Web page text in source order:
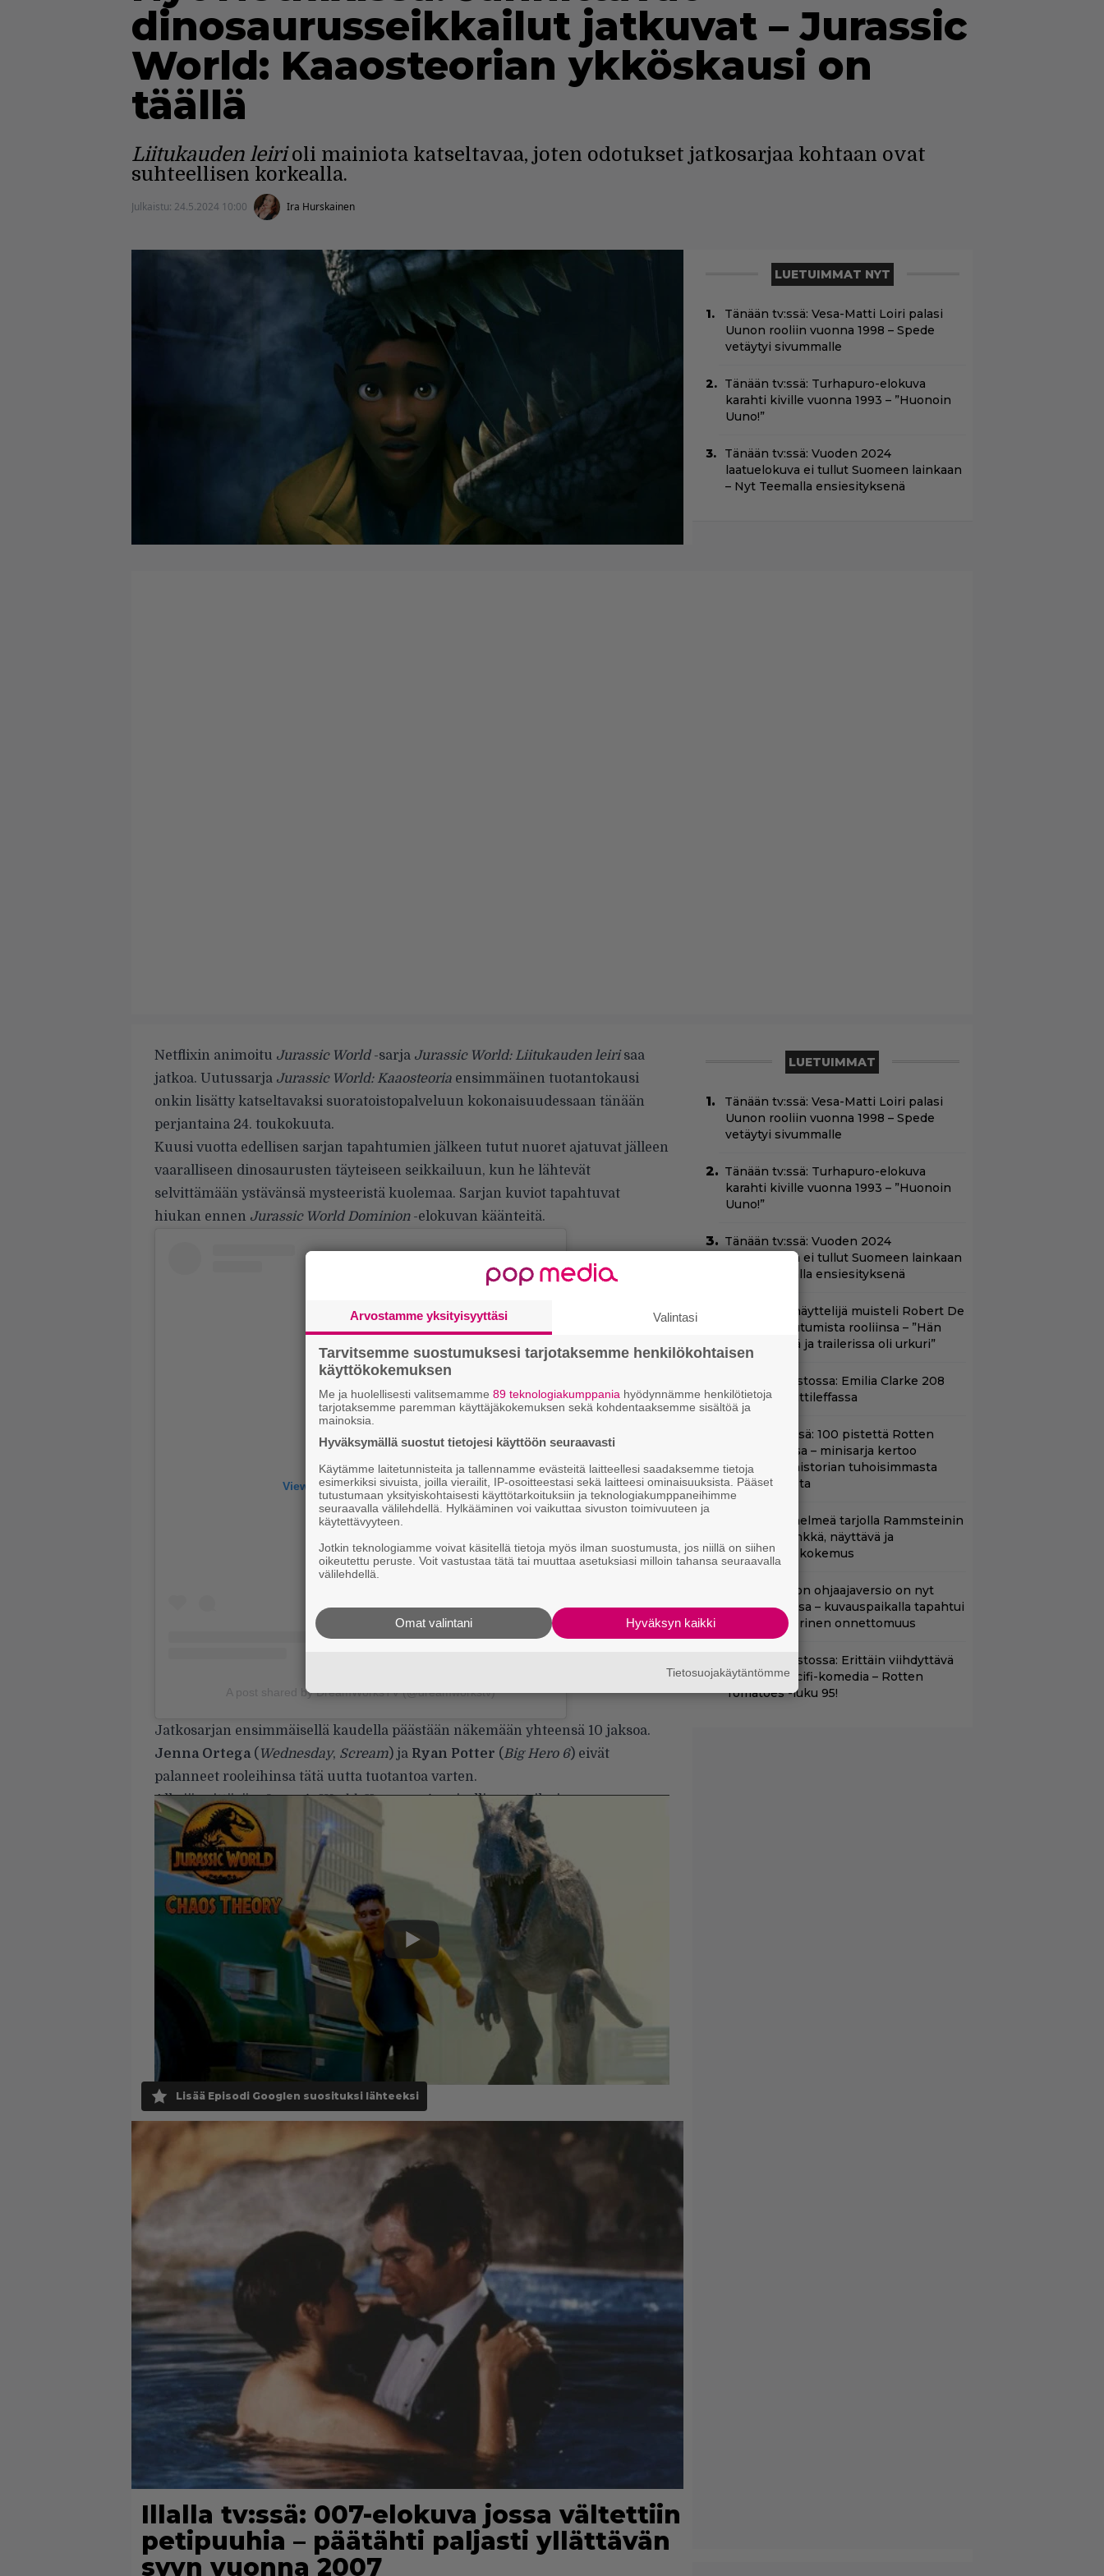
dinosaurusseikkailut jatkuvat – Jurassic
World: Kaaosteorian ykköskausi on
täällä
Liitukauden leirioli mainiota katseltavaa, joten odotukset jatkosarjaa kohtaan ovat
suhteellisen korkealla.
Julkaistu: 24.5.2024 10:00 Ira Hurskainen
LUETUIMMAT NYT
Tänään tv:ssä: Vesa-Matti Loiri palasi
Uunon rooliin vuonna 1998 – Spede
vetäytyi sivummalle
Tänään tv:ssä: Turhapuro-elokuva
karahti kiville vuonna 1993 – ”Huonoin
Uuno!”
Tänään tv:ssä: Vuoden 2024
laatuelokuva ei tullut Suomeen lainkaan
– Nyt Teemalla ensiesityksenä
Netflixin animoitu Jurassic World-sarja Jurassic World: Liitukauden leirisaa
jatkoa. Uutussarja Jurassic World: Kaaosteoria ensimmäinen tuotantokausi
onkin lisätty katseltavaksi suoratoistopalveluun kokonaisuudessaan tänään
perjantaina 24. toukokuuta.
Kuusi vuotta edellisen sarjan tapahtumien jälkeen tutut nuoret ajatuvat jälleen
vaaralliseen dinosaurusten täyteiseen seikkailuun, kun he lähtevät
selvittämään ystävänsä mysteeristä kuolemaa. Sarjan kuviot tapahtuvat
hiukan ennen Jurassic World Dominion-elokuvan käänteitä.
View this post on Instagram
A post shared by DreamWorksTV (@dreamworkstv)
Jatkosarjan ensimmäisellä kaudella päästään näkemään yhteensä 10 jaksoa.
Jenna Ortega( Wednesday, Scream) ja Ryan Potter (Big Hero 6) eivät
palanneet rooleihinsa tätä uutta tuotantoa varten.
Alla jännittävänJurassic World: Kaaosteorianvirallinen traileri.
Lisää Episodi Googlen suosituksi lähteeksi
Illalla tv:ssä: 007-elokuva jossa vältettiin
petipuuhia – päätähti paljasti yllättävän
syyn vuonna 2007
LUETUIMMAT
Tänään tv:ssä: Vesa-Matti Loiri palasi
Uunon rooliin vuonna 1998 – Spede
vetäytyi sivummalle
Tänään tv:ssä: Turhapuro-elokuva
karahti kiville vuonna 1993 – ”Huonoin
Uuno!”
Tänään tv:ssä: Vuoden 2024
laatuelokuva ei tullut Suomeen lainkaan
– Nyt Teemalla ensiesityksenä
Cape Fear -näyttelijä muisteli Robert De
Niron paneutumista rooliinsa – ”Hän
puhui kielillä ja trailerissa oli urkuri”
Nyt suoratoistossa: Emilia Clarke 208
miljoonan hittileffassa
Nyt Netflixissä: 100 pistettä Rotten
Tomatoesissa – minisarja kertoo
Britannian historian tuhoisimmasta
terrori-iskusta
Suoratoistohelmeä tarjolla Rammsteinin
faneille – synkkä, näyttävä ja
satumainen kokemus
Scifi-klassikon ohjaajaversio on nyt
suoratoistossa – kuvauspaikalla tapahtui
kauhea ja verinen onnettomuus
Nyt suoratoistossa: Erittäin viihdyttävä
ja kehuttu scifi-komedia – Rotten
Tomatoes -luku 95!
Arvostamme yksityisyyttäsi Valintasi
Tarvitsemme suostumuksesi tarjotaksemme henkilökohtaisen
käyttökokemuksen
Me ja huolellisesti valitsemamme 89 teknologiakumppania hyödynnämme henkilötietoja
tarjotaksemme paremman käyttäjäkokemuksen sekä kohdentaaksemme sisältöä ja
mainoksia.
Hyväksymällä suostut tietojesi käyttöön seuraavasti
Käytämme laitetunnisteita ja tallennamme evästeitä laitteellesi saadaksemme tietoja
esimerkiksi sivuista, joilla vierailit, IP-osoitteestasi sekä laitteesi ominaisuuksista. Pääset
tutustumaan yksityiskohtaisesti käyttötarkoituksiin ja teknologiakumppaneihimme
seuraavalla välilehdellä. Hylkääminen voi vaikuttaa sivuston toimivuuteen ja
käytettävyyteen.
Jotkin teknologiamme voivat käsitellä tietoja myös ilman suostumusta, jos niillä on siihen
oikeutettu peruste. Voit vastustaa tätä tai muuttaa asetuksiasi milloin tahansa seuraavalla
välilehdellä.
Hyväksyn kaikki
Omat valintani
Tietosuojakäytäntömme